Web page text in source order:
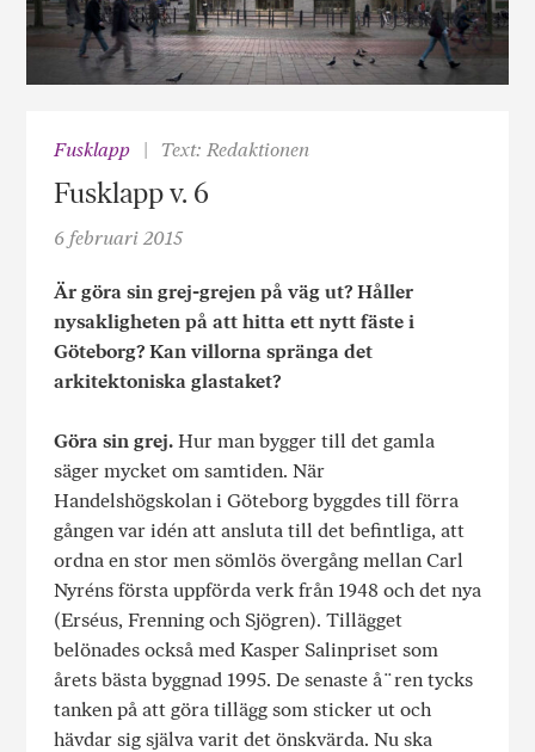
Fusklapp Text: Redaktionen
Fusklapp v. 6
6 februari 2015
Är göra sin grej-grejen på väg ut? Håller
nysakligheten på att hitta ett nytt fäste i
Göteborg? Kan villorna spränga det
arkitektoniska glastaket?
Göra sin grej.Hur man bygger till det gamla
säger mycket om samtiden. När
Handelshögskolan i Göteborg byggdes till förra
gången var idén att ansluta till det befintliga, att
ordna en stor men sömlös övergång mellan Carl
Nyréns första uppförda verk från 1948 och det nya
(Erséus, Frenning och Sjögren). Tillägget
belönades också med Kasper Salinpriset som
årets bästa byggnad 1995. De senaste å¨ren tycks
tanken på att göra tillägg som sticker ut och
hävdar sig själva varit det önskvärda. Nu ska